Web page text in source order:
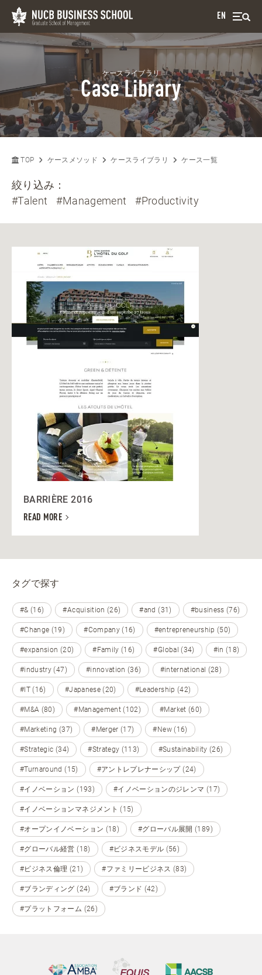
EN
ケースライブラリ
Case Library
TOP ケースメソッド ケースライブラリ ケース一覧
絞り込み：
#Talent
#Management #Productivity
BARRIÈRE 2016
READ MORE
タグで探す
#& (16) #Acquisition (26) #and (31) #business (76)
#Change (19) #Company (16) #entrepreneurship (50)
#expansion (20) #Family (16) #Global (34) #in (18)
#industry (47) #innovation (36) #international (28)
#IT (16) #Japanese (20) #Leadership (42)
#M&A (80) #Management (102) #Market (60)
#Marketing (37) #Merger (17) #New (16)
#Strategic (34) #Strategy (113) #Sustainability (26)
#Turnaround (15) #アントレプレナーシップ (24)
#イノベーション (193) #イノベーションのジレンマ (17)
#イノベーションマネジメント (15)
#オープンイノベーション (18) #グローバル展開 (189)
#グローバル経営 (18) #ビジネスモデル (56)
#ビジネス倫理 (21) #ファミリービジネス (83)
#ブランディング (24) #ブランド (42)
#プラットフォーム (26)